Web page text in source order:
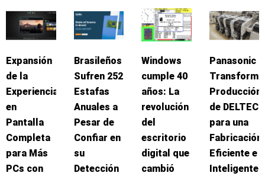
Expansión
de la
Experiencia
en
Pantalla
Completa
para Más
PCs con
Brasileños
Sufren 252
Estafas
Anuales a
Pesar de
Confiar en
su
Detección
Windows
cumple 40
años: La
revolución
del
escritorio
digital que
cambió
Panasonic
Transforma
Producción
de DELTEC
para una
Fabricación
Eficiente e
Inteligente